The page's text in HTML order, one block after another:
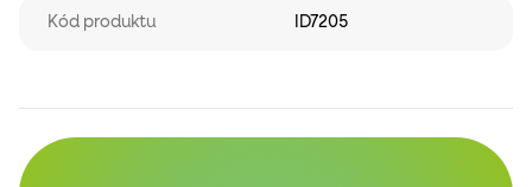
Kód produktu ID7205